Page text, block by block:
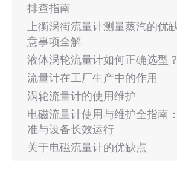
排查指南
上衡涡街流量计测量蒸汽的优
意事项全解
液体涡轮流量计如何正确选型？
流量计在工厂生产中的作用
涡轮流量计的使用维护
电磁流量计使用与维护全指南
准与设备长效运行
关于电磁流量计的优缺点